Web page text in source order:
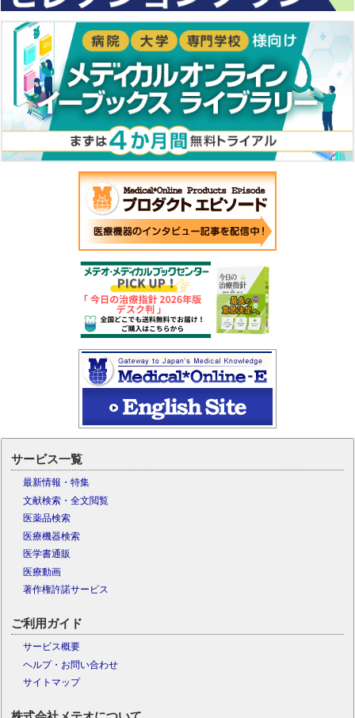
サービス一覧
最新情報・特集
文献検索・全文閲覧
医薬品検索
医療機器検索
医学書通販
医療動画
著作権許諾サービス
ご利用ガイド
サービス概要
ヘルプ・お問い合わせ
サイトマップ